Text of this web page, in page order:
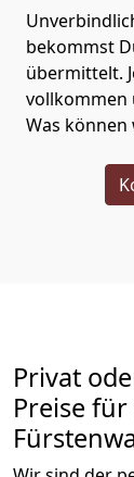
bekommst
übermittelt.
vollkommen
Was
Privat
Preise